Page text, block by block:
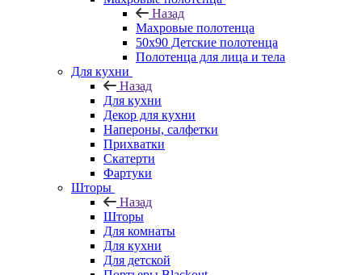
Назад
Махровые полотенца
50х90 Детские полотенца
Полотенца для лица и тела
Для кухни
Назад
Для кухни
Декор для кухни
Напероны, салфетки
Прихватки
Скатерти
Фартуки
Шторы
Назад
Шторы
Для комнаты
Для кухни
Для детской